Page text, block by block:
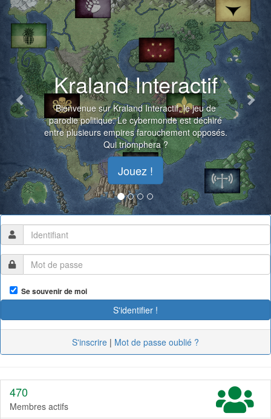
Kraland Interactif
Bienvenue sur Kraland Interactif, le jeu de
parodie politique. Le cybermonde est déchiré
entre plusieurs empires farouchement opposés.
Qui triomphera ?
Jouez !
Se souvenir de moi
S'inscrire | Mot de passe oublié ?
470
Membres actifs